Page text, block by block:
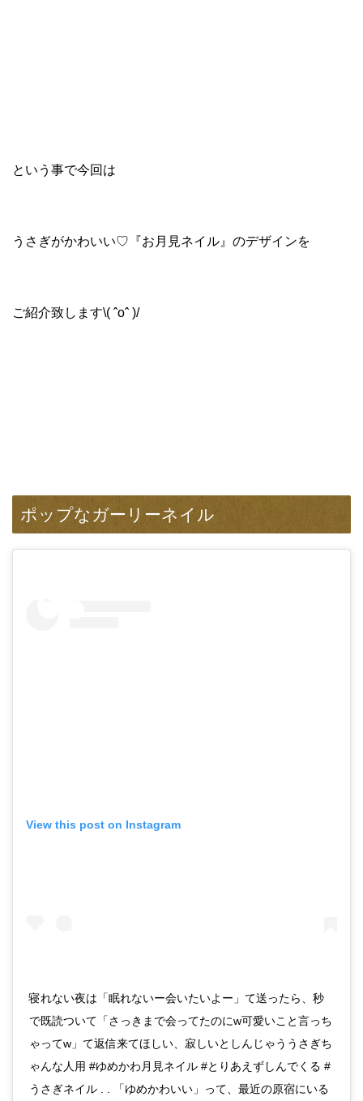
という事で今回は
うさぎがかわいい♡『お月見ネイル』のデザインを
ご紹介致します\( ˆoˆ )/
ポップなガーリーネイル
View this post on Instagram
寝れない夜は「眠れないー会いたいよー」て送ったら、秒
で既読ついて「さっきまで会ってたのにw可愛いこと言っち
ゃってw」て返信来てほしい、寂しいとしんじゃううさぎち
ゃんな人用 #ゆめかわ月見ネイル #とりあえずしんでくる #
うさぎネイル . . 「ゆめかわいい」って、最近の原宿にいる